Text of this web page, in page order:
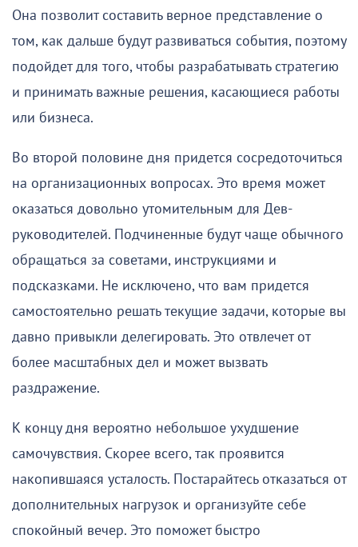
Она позволит составить верное представление о
том, как дальше будут развиваться события, поэтому
подойдет для того, чтобы разрабатывать стратегию
и принимать важные решения, касающиеся работы
или бизнеса.
Во второй половине дня придется сосредоточиться
на организационных вопросах. Это время может
оказаться довольно утомительным для Дев-
руководителей. Подчиненные будут чаще обычного
обращаться за советами, инструкциями и
подсказками. Не исключено, что вам придется
самостоятельно решать текущие задачи, которые вы
давно привыкли делегировать. Это отвлечет от
более масштабных дел и может вызвать
раздражение.
К концу дня вероятно небольшое ухудшение
самочувствия. Скорее всего, так проявится
накопившаяся усталость. Постарайтесь отказаться от
дополнительных нагрузок и организуйте себе
спокойный вечер. Это поможет быстро